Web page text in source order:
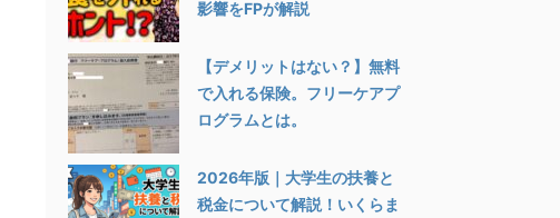
影響をFPが解説
【デメリットはない？】無料
で入れる保険。フリーケアプ
ログラムとは。
2026年版｜大学生の扶養と
税金について解説！いくらま